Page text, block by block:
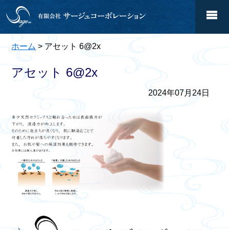
ホーム > アセット 6@2x
アセット 6@2x
2024年07月24日